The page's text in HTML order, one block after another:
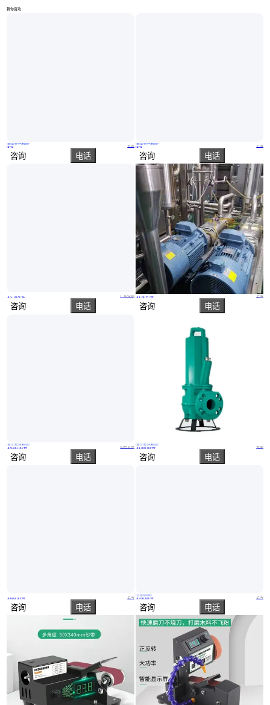
猜你喜欢
MONO螺杆泵W系列 转子【可以处理许多不同的应用】
真实性已核验
面议
天津
咨询 电话
￥5.10万/件 广东深圳
咨询 电话
山能 BPW315/10M喷雾泵 可适应各种不同工况条件工作
真实性已核验
￥9300.00/台 山西太原
咨询 电话
￥680.00/台 上海
咨询 电话
CAT柱塞泵1CX013R-非常适合需要 0.5 GPM 或更低的雾化应用
真实性已核验
面议
上海
咨询 电话
曼科斯双螺杆泵 选择我们不会错 多年经验 只为客户提供好产品 国标
￥1.80万/台 上海
咨询 电话
WILO潜水排污泵FA 离心泵【坚固的设计，可能连续运行】
真实性已核验
￥1300 .00/台 天津
咨询 电话
QDX手提式潜水电泵 单相小型潜水泵 农田灌溉用水泵
实地验商
￥780 .00/台 上海
咨询 电话